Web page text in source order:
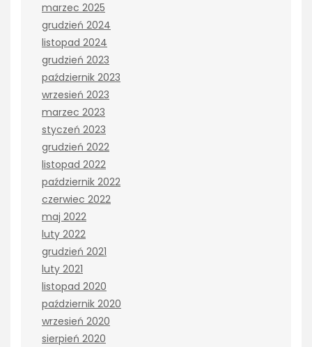
marzec 2025
grudzień 2024
listopad 2024
grudzień 2023
październik 2023
wrzesień 2023
marzec 2023
styczeń 2023
grudzień 2022
listopad 2022
październik 2022
czerwiec 2022
maj 2022
luty 2022
grudzień 2021
luty 2021
listopad 2020
październik 2020
wrzesień 2020
sierpień 2020